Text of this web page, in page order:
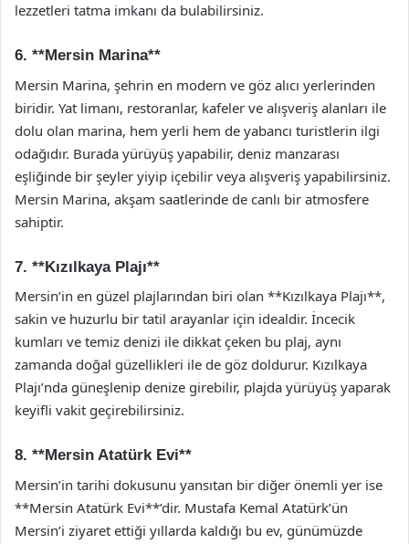
lezzetleri tatma imkanı da bulabilirsiniz.
6. **Mersin Marina**
Mersin Marina, şehrin en modern ve göz alıcı yerlerinden
biridir. Yat limanı, restoranlar, kafeler ve alışveriş alanları ile
dolu olan marina, hem yerli hem de yabancı turistlerin ilgi
odağıdır. Burada yürüyüş yapabilir, deniz manzarası
eşliğinde bir şeyler yiyip içebilir veya alışveriş yapabilirsiniz.
Mersin Marina, akşam saatlerinde de canlı bir atmosfere
sahiptir.
7. **Kızılkaya Plajı**
Mersin’in en güzel plajlarından biri olan **Kızılkaya Plajı**,
sakin ve huzurlu bir tatil arayanlar için idealdir. İncecik
kumları ve temiz denizi ile dikkat çeken bu plaj, aynı
zamanda doğal güzellikleri ile de göz doldurur. Kızılkaya
Plajı’nda güneşlenip denize girebilir, plajda yürüyüş yaparak
keyifli vakit geçirebilirsiniz.
8. **Mersin Atatürk Evi**
Mersin’in tarihi dokusunu yansıtan bir diğer önemli yer ise
**Mersin Atatürk Evi**’dir. Mustafa Kemal Atatürk’ün
Mersin’i ziyaret ettiği yıllarda kaldığı bu ev, günümüzde